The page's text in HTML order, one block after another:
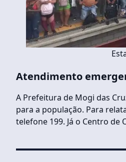
Atendimento
A Prefeitura de Mogi das
para a população. Para
telefone 199. Já o Centro de